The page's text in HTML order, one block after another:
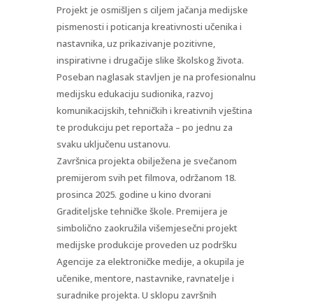
Projekt je osmišljen s ciljem jačanja medijske
pismenosti i poticanja kreativnosti učenika i
nastavnika, uz prikazivanje pozitivne,
inspirativne i drugačije slike školskog života.
Poseban naglasak stavljen je na profesionalnu
medijsku edukaciju sudionika, razvoj
komunikacijskih, tehničkih i kreativnih vještina
te produkciju pet reportaža – po jednu za
svaku uključenu ustanovu.
Završnica projekta obilježena je svečanom
premijerom svih pet filmova, održanom 18.
prosinca 2025. godine u kino dvorani
Graditeljske tehničke škole. Premijera je
simbolično zaokružila višemjesečni projekt
medijske produkcije proveden uz podršku
Agencije za elektroničke medije, a okupila je
učenike, mentore, nastavnike, ravnatelje i
suradnike projekta. U sklopu završnih